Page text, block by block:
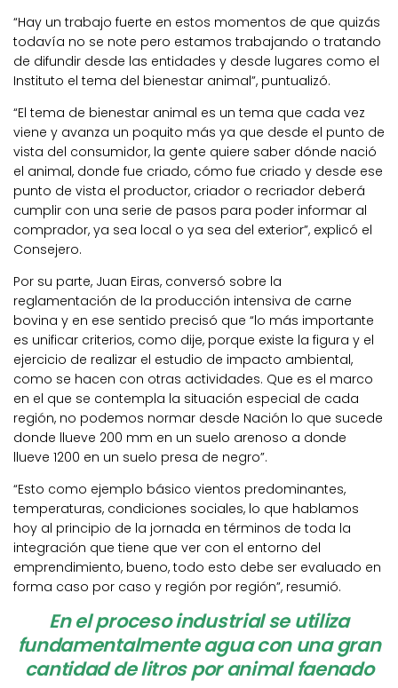
“Hay un trabajo fuerte en estos momentos de que quizás
todavía no se note pero estamos trabajando o tratando
de difundir desde las entidades y desde lugares como el
Instituto el tema del bienestar animal”, puntualizó.
“El tema de bienestar animal es un tema que cada vez
viene y avanza un poquito más ya que desde el punto de
vista del consumidor, la gente quiere saber dónde nació
el animal, donde fue criado, cómo fue criado y desde ese
punto de vista el productor, criador o recriador deberá
cumplir con una serie de pasos para poder informar al
comprador, ya sea local o ya sea del exterior”, explicó el
Consejero.
Por su parte, Juan Eiras, conversó sobre la
reglamentación de la producción intensiva de carne
bovina y en ese sentido precisó que “lo más importante
es unificar criterios, como dije, porque existe la figura y el
ejercicio de realizar el estudio de impacto ambiental,
como se hacen con otras actividades. Que es el marco
en el que se contempla la situación especial de cada
región, no podemos normar desde Nación lo que sucede
donde llueve 200 mm en un suelo arenoso a donde
llueve 1200 en un suelo presa de negro”.
“Esto como ejemplo básico vientos predominantes,
temperaturas, condiciones sociales, lo que hablamos
hoy al principio de la jornada en términos de toda la
integración que tiene que ver con el entorno del
emprendimiento, bueno, todo esto debe ser evaluado en
forma caso por caso y región por región”, resumió.
En el proceso industrial se utiliza
fundamentalmente agua con una gran
cantidad de litros por animal faenado